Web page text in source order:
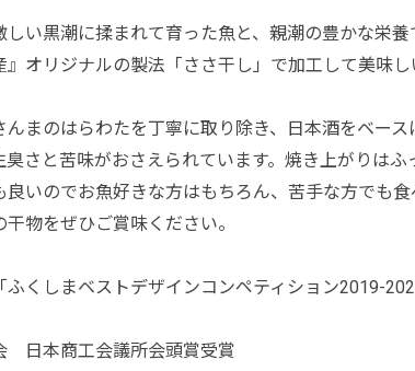
い黒潮に揉まれて育った魚と、親潮の豊かな栄
オリジナルの製法「ささ干し」で加工して美味し
んまのはらわたを丁寧に取り除き、日本酒をベー
さと苦味がおさえられています。焼き上がりは
いのでお魚好きな方はもちろん、苦手な方でも食
物をぜひご賞味ください。
くしまベストデザインコンペティション2019-
日本商工会議所会頭賞受賞